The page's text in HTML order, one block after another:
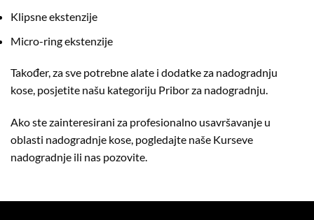
Klipsne ekstenzije
Micro-ring ekstenzije
Također, za sve potrebne alate i dodatke za nadogradnju
kose, posjetite našu kategoriju Pribor za nadogradnju.
Ako ste zainteresirani za profesionalno usavršavanje u
oblasti nadogradnje kose, pogledajte naše Kurseve
nadogradnje ili nas pozovite.